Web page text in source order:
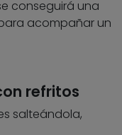
conseguirá una
acompañar un
refritos
salteándola,